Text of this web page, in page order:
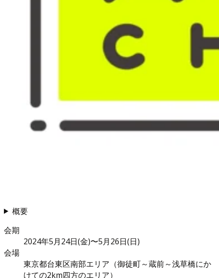
概要
会期
2024年5月24日(金)〜5月26日(日)
会場
東京都台東区南部エリア（御徒町～蔵前～浅草橋にか
けての2km四方のエリア）